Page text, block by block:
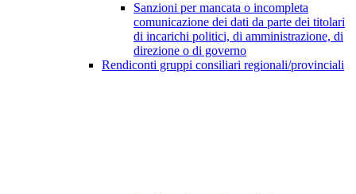
Sanzioni per mancata o incompleta
comunicazione dei dati da parte dei titolari
di incarichi politici, di amministrazione, di
direzione o di governo
Rendiconti gruppi consiliari regionali/provinciali